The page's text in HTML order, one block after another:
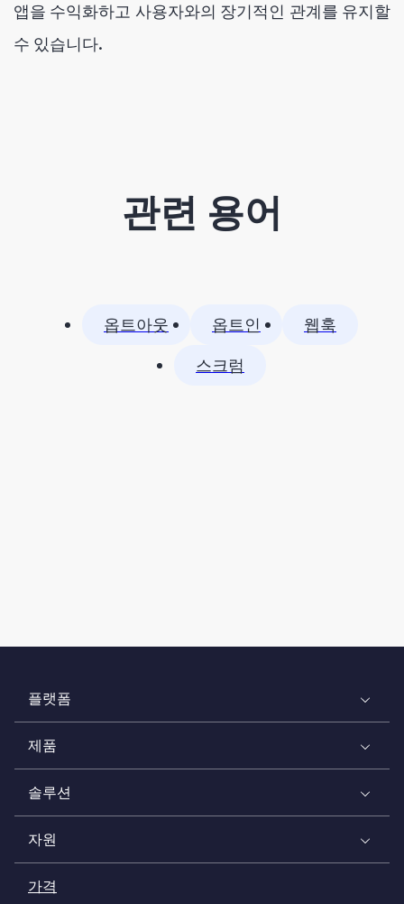
앱을 수익화하고 사용자와의 장기적인 관계를 유지할
수 있습니다.
관련 용어
옵트아웃 옵트인
웹훅
스크럼
플랫폼
제품
솔루션
자원
가격